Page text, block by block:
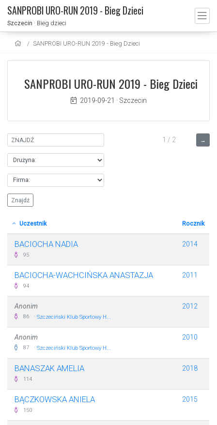
SANPROBI URO-RUN 2019 - Bieg Dzieci
Szczecin · Bieg dzieci
SANPROBI URO-RUN 2019 - Bieg Dzieci
SANPROBI URO-RUN 2019 - Bieg Dzieci
2019-09-21 · Szczecin
→
1 / 2
Uczestnik Rocznik
BACIOCHA NADIA
95
2014
BACIOCHA-WACHCIŃSKA ANASTAZJA
94
2011
Anonim
86 · Szczeciński Klub Sportowy H...
2012
Anonim
87 · Szczeciński Klub Sportowy H...
2010
BANASZAK AMELIA
114
2018
BĄCZKOWSKA ANIELA
150
2015